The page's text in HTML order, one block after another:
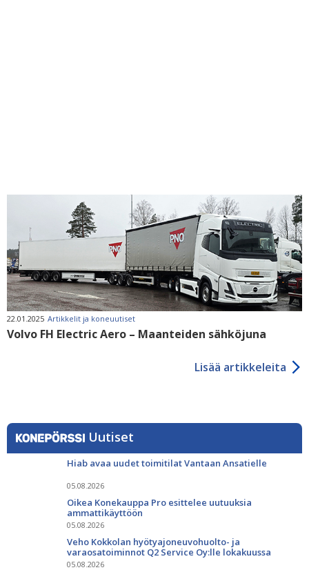
22.01.2025 Artikkelit ja koneuutiset
Volvo FH Electric Aero – Maanteiden sähköjuna
Lisää artikkeleita
Uutiset
Hiab avaa uudet toimitilat Vantaan Ansatielle
05.08.2026
Oikea Konekauppa Pro esittelee uutuuksia
ammattikäyttöön
05.08.2026
Veho Kokkolan hyötyajoneuvohuolto- ja
varaosatoiminnot Q2 Service Oy:lle lokakuussa
05.08.2026